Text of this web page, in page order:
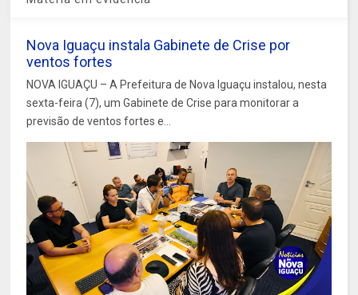
Nova Iguaçu instala Gabinete de Crise por
ventos fortes
NOVA IGUAÇU – A Prefeitura de Nova Iguaçu instalou, nesta
sexta-feira (7), um Gabinete de Crise para monitorar a
previsão de ventos fortes e...